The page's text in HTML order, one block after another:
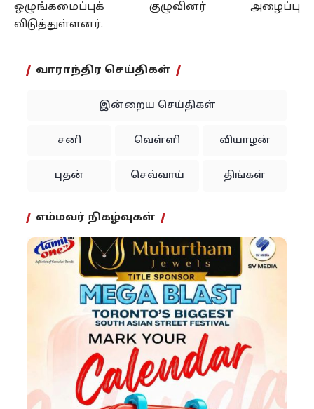
ஒழுங்கமைப்புக் குழுவினர் அழைப்பு
விடுத்துள்ளனர்.
வாராந்திர செய்திகள்
இன்றைய செய்திகள்
சனி வெள்ளி வியாழன்
புதன் செவ்வாய் திங்கள்
எம்மவர் நிகழ்வுகள்